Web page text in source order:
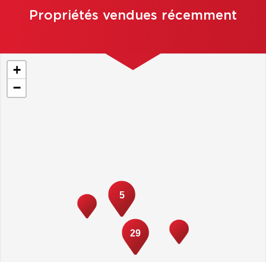
Propriétés vendues récemment
29
5
+
−